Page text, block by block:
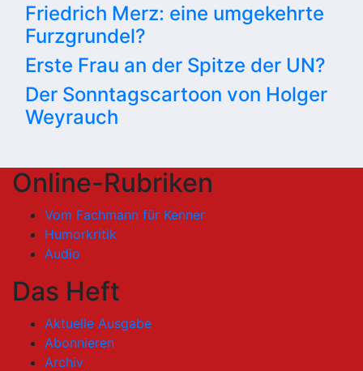
Friedrich Merz: eine umgekehrte
Furzgrundel?
Erste Frau an der Spitze der UN?
Der Sonntagscartoon von Holger
Weyrauch
Online-Rubriken
Vom Fachmann für Kenner
Humorkritik
Audio
Das Heft
Aktuelle Ausgabe
Abonnieren
Archiv